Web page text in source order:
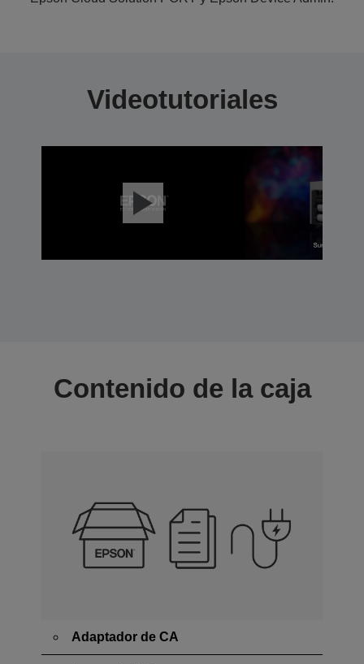
Videotutoriales
Contenido de la caja
Adaptador de CA